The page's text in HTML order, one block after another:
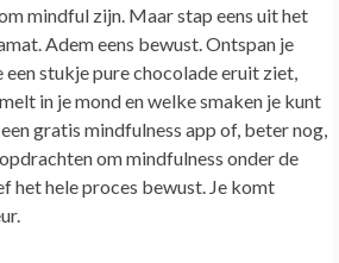
mindful zijn. Maar stap eens uit het
Adem eens bewust. Ontspan je
stukje pure chocolade eruit ziet,
in je mond en welke smaken je kunt
gratis mindfulness app of, beter nog,
om mindfulness onder de
het hele proces bewust. Je komt